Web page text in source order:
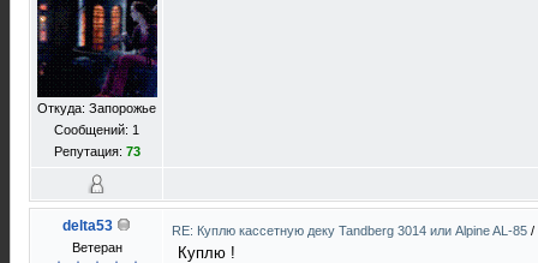
Откуда: Запорожье
Сообщений: 1
Репутация: 73
delta53
Ветеран
RE: Куплю кассетную деку Tandberg 3014 или Alpine AL-85 /
Куплю !